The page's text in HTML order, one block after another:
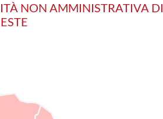
NON AMMINISTRATIVA DI